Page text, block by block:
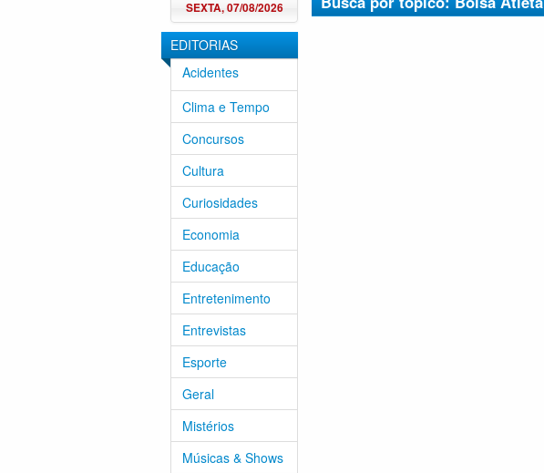
SEXTA, 07/08/2026
EDITORIAS
Acidentes
Clima e Tempo
Concursos
Cultura
Curiosidades
Economia
Educação
Entretenimento
Entrevistas
Esporte
Geral
Mistérios
Músicas & Shows